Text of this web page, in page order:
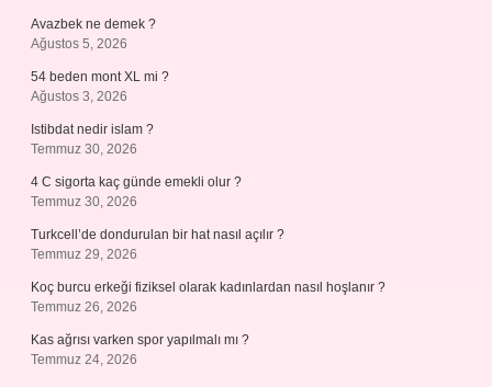
Avazbek ne demek ?
Ağustos 5, 2026
54 beden mont XL mi ?
Ağustos 3, 2026
Istibdat nedir islam ?
Temmuz 30, 2026
4 C sigorta kaç günde emekli olur ?
Temmuz 30, 2026
Turkcell’de dondurulan bir hat nasıl açılır ?
Temmuz 29, 2026
Koç burcu erkeği fiziksel olarak kadınlardan nasıl hoşlanır ?
Temmuz 26, 2026
Kas ağrısı varken spor yapılmalı mı ?
Temmuz 24, 2026